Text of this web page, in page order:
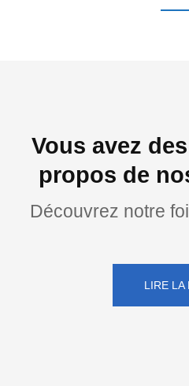
Vous avez
propos de
Découvrez notre
LIRE LA